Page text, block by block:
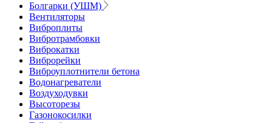
Болгарки (УШМ)
Вентиляторы
Виброплиты
Вибротрамбовки
Виброкатки
Виброрейки
Виброуплотнители бетона
Водонагреватели
Воздуходувки
Высоторезы
Газонокосилки